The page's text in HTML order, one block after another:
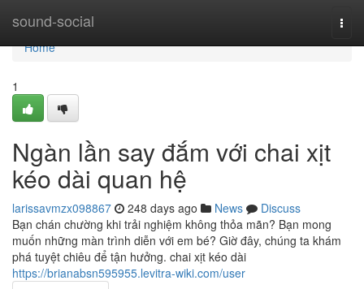
sound-social
Home
Home
1
Ngàn lần say đắm với chai xịt
kéo dài quan hệ
larissavmzx098867 248 days ago News
Discuss
Bạn chán chường khi trải nghiệm không thỏa mãn? Bạn mong
muốn những màn trình diễn với em bé? Giờ đây, chúng ta khám
phá tuyệt chiêu để tận hưởng. chai xịt kéo dài
https://brianabsn595955.levitra-wiki.com/user